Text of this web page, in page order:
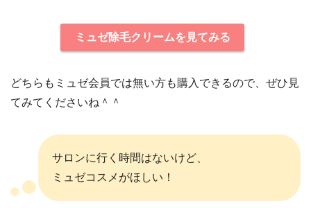
ミュゼ除毛クリームを見てみる
どちらもミュゼ会員では無い方も購入できるので、ぜひ見
てみてくださいね＾＾
サロンに行く時間はないけど、
ミュゼコスメがほしい！